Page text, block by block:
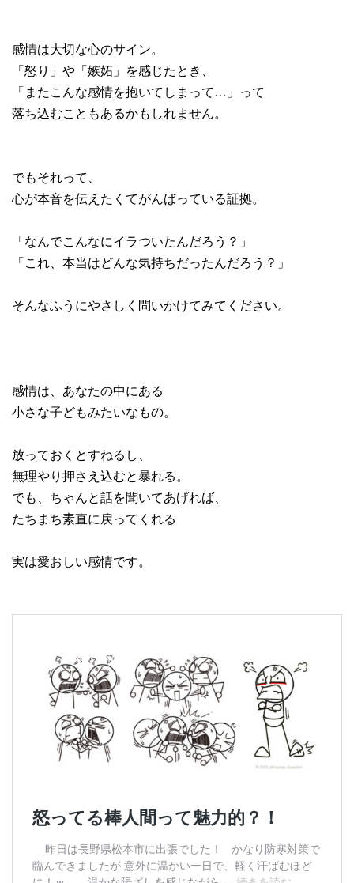
感情は大切な心のサイン。
「怒り」や「嫉妬」を感じたとき、
「またこんな感情を抱いてしまって…」って
落ち込むこともあるかもしれません。
でもそれって、
心が本音を伝えたくてがんばっている証拠。
「なんでこんなにイラついたんだろう？」
「これ、本当はどんな気持ちだったんだろう？」
そんなふうにやさしく問いかけてみてください。
感情は、あなたの中にある
小さな子どもみたいなもの。
放っておくとすねるし、
無理やり押さえ込むと暴れる。
でも、ちゃんと話を聞いてあげれば、
たちまち素直に戻ってくれる
実は愛おしい感情です。